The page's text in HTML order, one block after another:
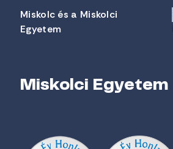
Miskolc és a Miskolci
Egyetem
Miskolci Egyetem